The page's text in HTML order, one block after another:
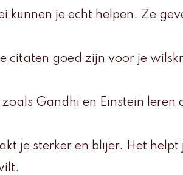
kunnen je echt helpen. Ze
citaten goed zijn voor je
Gandhi en Einstein leren
je sterker en blijer. Het helpt